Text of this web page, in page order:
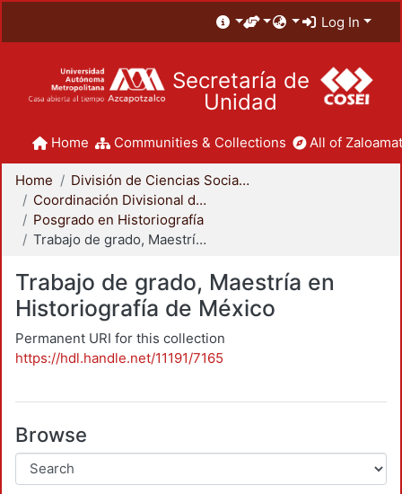
Log In
Secretaría de
Unidad
Home Communities & Collections All of
Home
División de Ciencias Sociales y Humanidades
Coordinación Divisional de Posgrado
Posgrado en Historiografía
Trabajo de grado, Maestría en Historiografía de México
Trabajo de grado, Maestría en
Historiografía de México
Permanent URI for this collection
https://hdl.handle.net/11191/7165
Browse